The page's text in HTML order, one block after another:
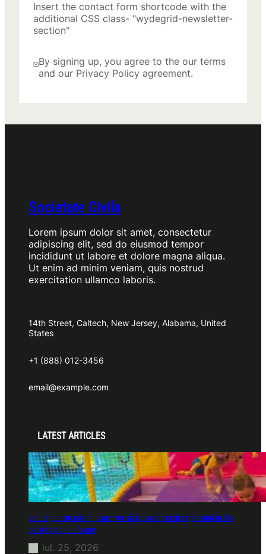
Insert the contact form shortcode with the
additional CSS class- "wydegrid-newsletter-
section"
By signing up, you agree to the our terms
and our Privacy Policy agreement.
Societate Civila
Lorem ipsum dolor sit amet, consectetur
adipiscing elit, sed do eiusmod tempor
incididunt ut labore et dolore magna aliqua.
Ut enim ad minim veniam, quis nostrud
exercitation ullamco laboris.
14th Street, Caltech, New Jersey, Alabama, United
States
+1 (888) 012-3456
email@example.com
LATEST ARTICLES
Soluții pentru părinții care vor să își vadă copiii explorând în loc
să stea pe telefoane
iul. 25, 2026